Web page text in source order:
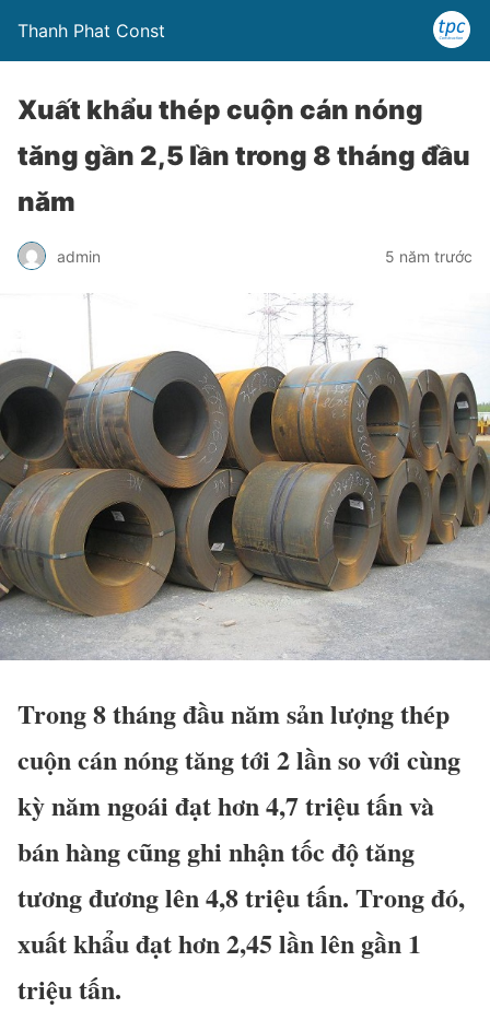
Thanh Phat Const
Xuất khẩu thép cuộn cán nóng
tăng gần 2,5 lần trong 8 tháng đầu
năm
admin 5 năm trước
Trong 8 tháng đầu năm sản lượng thép
cuộn cán nóng tăng tới 2 lần so với cùng
kỳ năm ngoái đạt hơn 4,7 triệu tấn và
bán hàng cũng ghi nhận tốc độ tăng
tương đương lên 4,8 triệu tấn. Trong đó,
xuất khẩu đạt hơn 2,45 lần lên gần 1
triệu tấn.